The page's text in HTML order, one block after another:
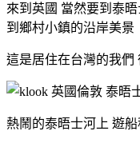
來到英國 當然要到泰
到鄉村小鎮的沿岸美景
這是居住在台灣的我們
熱鬧的泰晤士河上 遊